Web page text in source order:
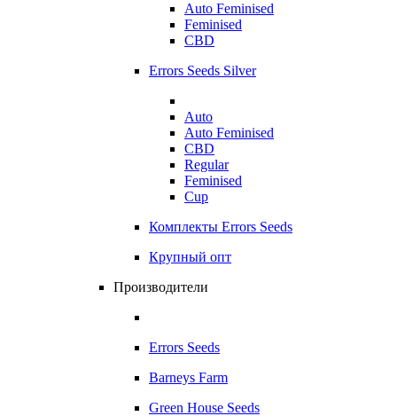
Auto Feminised
Feminised
CBD
Errors Seeds Silver
Auto
Auto Feminised
CBD
Regular
Feminised
Cup
Комплекты Errors Seeds
Крупный опт
Производители
Errors Seeds
Barneys Farm
Green House Seeds